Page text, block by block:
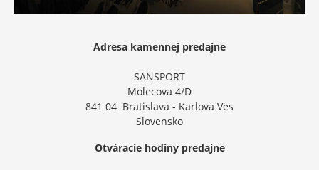
Adresa kamennej predajne
SANSPORT
Molecova 4/D
841 04 Bratislava - Karlova Ves
Slovensko
Otváracie hodiny predajne